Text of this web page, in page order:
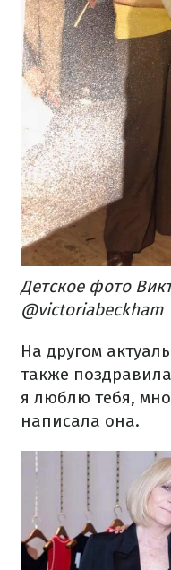
Детское фото
@victoriabeckham
На другом
также
я люблю тебя,
написала она.